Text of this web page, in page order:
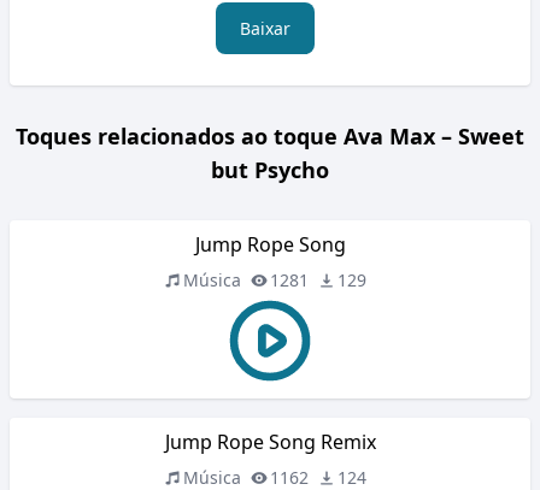
Baixar
Toques relacionados ao toque Ava Max – Sweet
but Psycho
Jump Rope Song
Música 1281 129
Jump Rope Song Remix
Música 1162 124